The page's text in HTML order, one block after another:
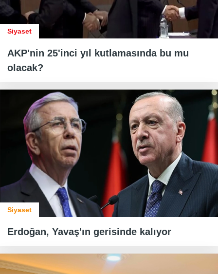
Siyaset
AKP'nin 25'inci yıl kutlamasında bu mu
olacak?
Siyaset
Erdoğan, Yavaş'ın gerisinde kalıyor